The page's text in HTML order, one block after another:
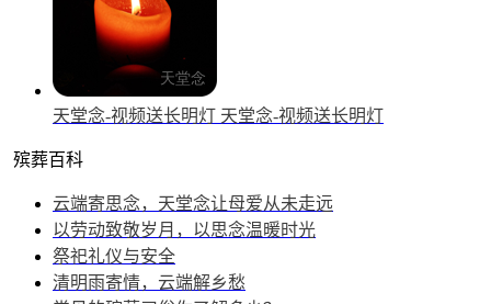
天堂念-视频送长明灯 天堂念-视频送长明灯
殡葬百科
云端寄思念，天堂念让母爱从未走远
以劳动致敬岁月，以思念温暖时光
祭祀礼仪与安全
清明雨寄情，云端解乡愁